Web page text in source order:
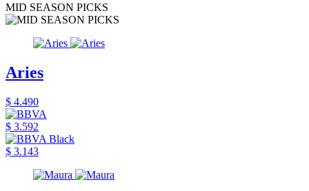
MID SEASON PICKS
Aries
$ 4.490
$ 3.592
$ 3.143